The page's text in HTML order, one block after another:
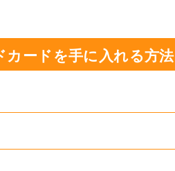
ードを手に入れる方法